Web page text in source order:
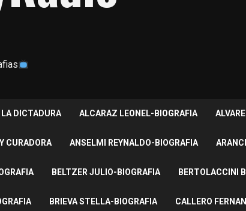
DICTADURA ALCARAZ LEONEL-BIOGRAFIA
CURADORA ANSELMI REYNALDO-BIOGRAFIA
BELTZER JULIO-BIOGRAFIA BERTOLACCINI
BRIEVA STELLA-BIOGRAFIA CALLERO